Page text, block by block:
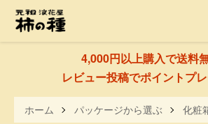
4,000円以上購入で送料
レビュー投稿でポイントプ
ホーム パッケージから選ぶ 化粧